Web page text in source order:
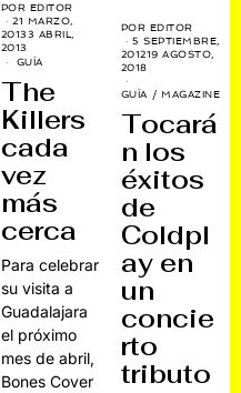
POR EDITOR
21 MARZO,
2013 3 ABRIL,
2013
GUÍA
The
Killers
cada
vez
más
cerca
Para celebrar
su visita a
Guadalajara
el próximo
mes de abril,
Bones Cover
POR EDITOR
5 SEPTIEMBRE,
201219 AGOSTO,
2018
GUÍA / MAGAZINE
Tocará
n los
éxitos
de
Coldpl
ay en
un
concie
rto
tributo